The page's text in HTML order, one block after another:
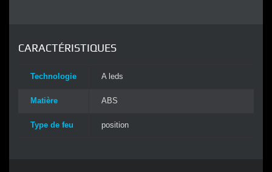
CARACTÉRISTIQUES
Technologie A leds
Matière ABS
Type de feu position